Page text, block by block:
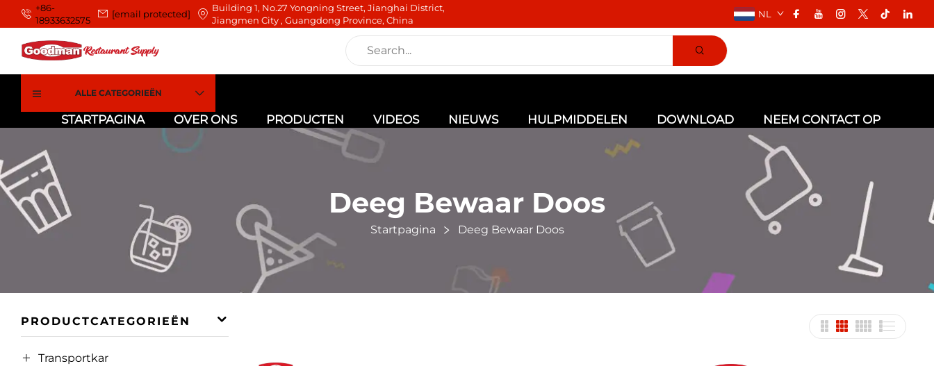
+86-
18933632575
[email protected]
Building 1, No.27 Yongning Street, Jianghai District,
Jiangmen City , Guangdong Province, China
NL
ALLE CATEGORIEËN
STARTPAGINA OVER ONS PRODUCTEN VIDEOS NIEUWS HULPMIDDELEN DOWNLOAD NEEM CONTACT OP
Deeg Bewaar Doos
Startpagina Deeg Bewaar Doos
PRODUCTCATEGORIEËN
Transportkar